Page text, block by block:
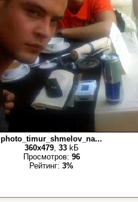
photo_timur_shmelov_na...
360x479, 33kБ
Просмотров: 96
Рейтинг: 3%